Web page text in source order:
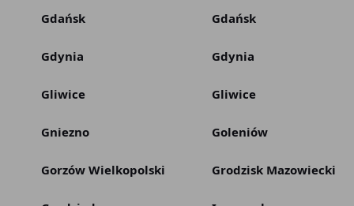
Gdańsk Gdańsk
Gdynia Gdynia
Gliwice Gliwice
Gniezno Goleniów
Gorzów Wielkopolski Grodzisk Mazowiecki